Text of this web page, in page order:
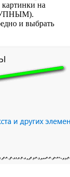
на
и выбрать